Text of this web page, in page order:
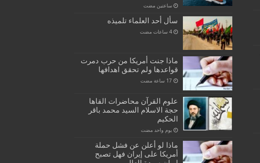
‏ساعتين مضت
سأل أحد العلماء تلميذه
ماذا جنت أمريكا من حرب دمرت
قواعدها ولم تحقق اهدافها
علوم القرآن محاضرات القاها
حجة الاسلام السيد محمد باقر
الحكيم
‏يوم واحد مضت
ماذا لو أعلن عن فشل حملة
أمريكا على إيران فهل تصبح